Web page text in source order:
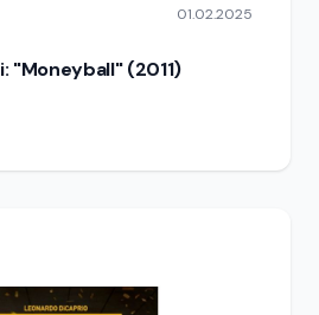
01.02.2025
"Moneyball" (2011)